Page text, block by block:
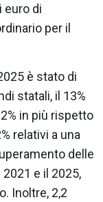
euro di
per il
è stato di
statali, il 13%
in più rispetto
relativi a una
delle
e il 2025,
Inoltre, 2,2